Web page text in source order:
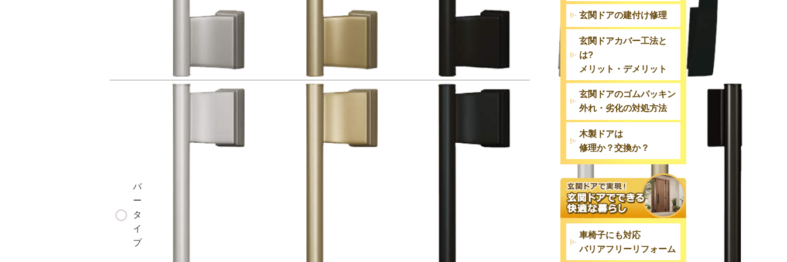
バ
ー
タ
イ
プ
玄関ドアの建付け修理
玄関ドアカバー工法と
は?
メリット・デメリット
玄関ドアのゴムパッキン
外れ・劣化の対処方法
木製ドアは
修理か？交換か？
車椅子にも対応
バリアフリーリフォーム